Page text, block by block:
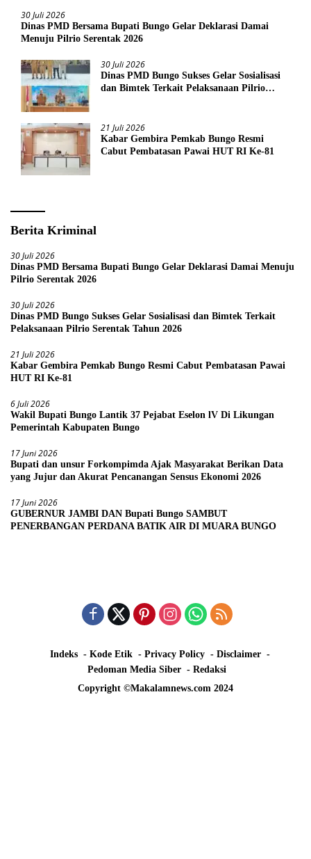
30 Juli 2026
Dinas PMD Bersama Bupati Bungo Gelar Deklarasi Damai
Menuju Pilrio Serentak 2026
30 Juli 2026
Dinas PMD Bungo Sukses Gelar Sosialisasi
dan Bimtek Terkait Pelaksanaan Pilrio
21 Juli 2026
Kabar Gembira Pemkab Bungo Resmi
Cabut Pembatasan Pawai HUT RI Ke-81
Berita Kriminal
30 Juli 2026
Dinas PMD Bersama Bupati Bungo Gelar Deklarasi Damai Menuju
Pilrio Serentak 2026
30 Juli 2026
Dinas PMD Bungo Sukses Gelar Sosialisasi dan Bimtek Terkait
Pelaksanaan Pilrio Serentak Tahun 2026
21 Juli 2026
Kabar Gembira Pemkab Bungo Resmi Cabut Pembatasan Pawai
HUT RI Ke-81
6 Juli 2026
Wakil Bupati Bungo Lantik 37 Pejabat Eselon lV Di Likungan
Pemerintah Kabupaten Bungo
17 Juni 2026
Bupati dan unsur Forkompimda Ajak Masyarakat Berikan Data
yang Jujur dan Akurat Pencanangan Sensus Ekonomi 2026
17 Juni 2026
GUBERNUR JAMBI DAN Bupati Bungo SAMBUT
PENERBANGAN PERDANA BATIK AIR DI MUARA BUNGO
Indeks Kode Etik Privacy Policy
Disclaimer
Pedoman Media Siber
Redaksi
Copyright ©Makalamnews.com 2024